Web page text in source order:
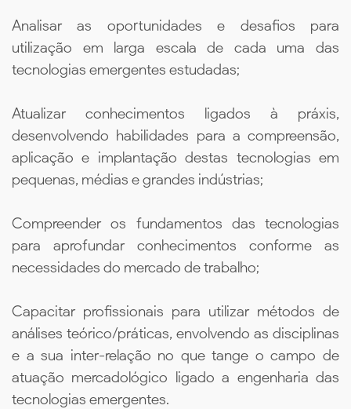
Analisar as oportunidades e desafios para
utilização em larga escala de cada uma das
tecnologias emergentes estudadas;
Atualizar conhecimentos ligados à práxis,
desenvolvendo habilidades para a compreensão,
aplicação e implantação destas tecnologias em
pequenas, médias e grandes indústrias;
Compreender os fundamentos das tecnologias
para aprofundar conhecimentos conforme as
necessidades do mercado de trabalho;
Capacitar profissionais para utilizar métodos de
análises teórico/práticas, envolvendo as disciplinas
e a sua inter-relação no que tange o campo de
atuação mercadológico ligado a engenharia das
tecnologias emergentes.